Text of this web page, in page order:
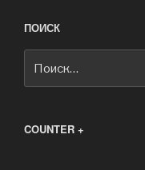
ПОИСК
COUNTER +